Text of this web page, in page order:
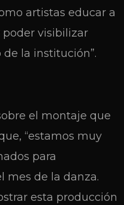
artistas educar a
poder visibilizar
la institución”.
el montaje que
“estamos muy
para
mes de la danza.
esta producción